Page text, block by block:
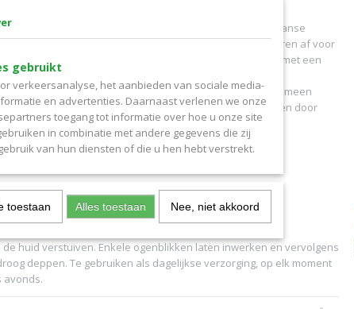
150 g
Water van Vichy ontspringt in de regio van de Franse
diepte van 4000 meter legt het een reis van duizenden jaren af voor
komt. Tijdens die langzame weg wordt het water verrijkt met een
wat het zijn unieke eigenschappen bezorgt.
Water, dat sinds 1864 erkend is als ‘bron van algemeen
sterker en helpt beschermen tegen schadelijke invloeden door
ze gaat stralen van levenskracht.
aan mineralen.
huid verstuiven. Enkele ogenblikken laten inwerken en vervolgens
deppen. Te gebruiken als dagelijkse verzorging, op elk moment
avonds.
gebruikt
verkeersanalyse, het aanbieden van sociale media-
en advertenties. Daarnaast verlenen we onze
toegang tot informatie over hoe u onze site
in combinatie met andere gegevens die zij
van hun diensten of die u hen hebt verstrekt.
toestaan Alles toestaan Nee, niet akkoord